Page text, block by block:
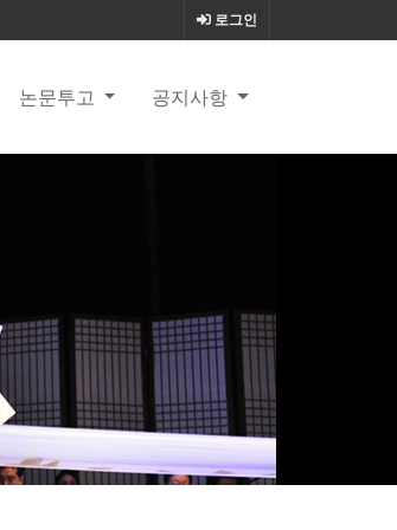
로그인
논문투고 공지사항